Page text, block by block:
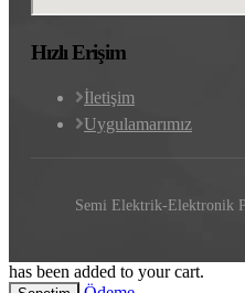
Hızlı Erişim
İletişim
Uygulamarımız
Semi Elektrik-Elektronik
has been added to your cart.